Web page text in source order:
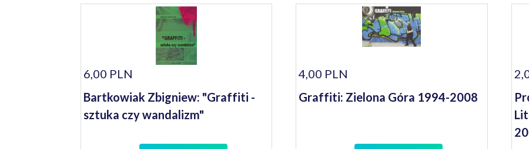
6,00 PLN
Bartkowiak Zbigniew: "Graffiti -
sztuka czy wandalizm"
4,00 PLN
Graffiti: Zielona Góra 1994-2008